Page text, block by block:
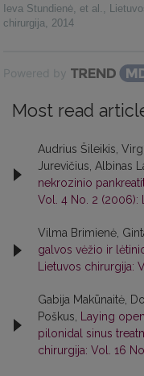
Ieva Stundienė, et al. ,
chirurgija, 2014
Powered by
Most read
Audrius Šileikis,
Jurevičius, Albinas
nekrozinio
Vol. 4 No. 2 (2006):
Vilma Brimienė,
galvos vėžio ir
Lietuvos chirurgija:
Gabija Makūnaitė,
Poškus,
Laying
pilonidal sinus
chirurgija: Vol. 16